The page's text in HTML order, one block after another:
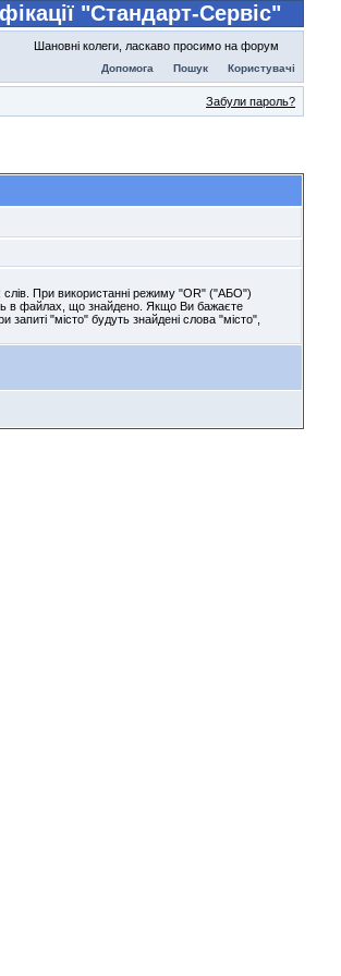
"Стандарт-Сервіс"
Шановні колеги, ласкаво просимо на форум
Допомога Пошук Користувачі
Забули пароль?
слів. При використанні режиму "OR" ("АБО")
в файлах, що знайдено. Якщо Ви бажаєте
"місто" будуть знайдені слова "місто",